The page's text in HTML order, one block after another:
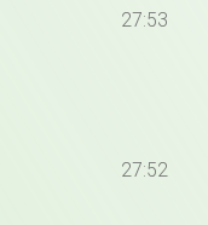
27:53
27:52